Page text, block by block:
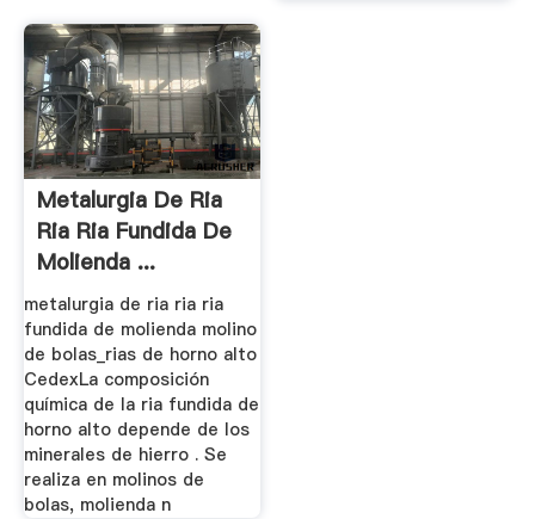
Metalurgia De Ria
Ria Ria Fundida De
Molienda ...
metalurgia de ria ria ria
fundida de molienda molino
de bolas_rias de horno alto
CedexLa composición
química de la ria fundida de
horno alto depende de los
minerales de hierro . Se
realiza en molinos de
bolas, molienda n